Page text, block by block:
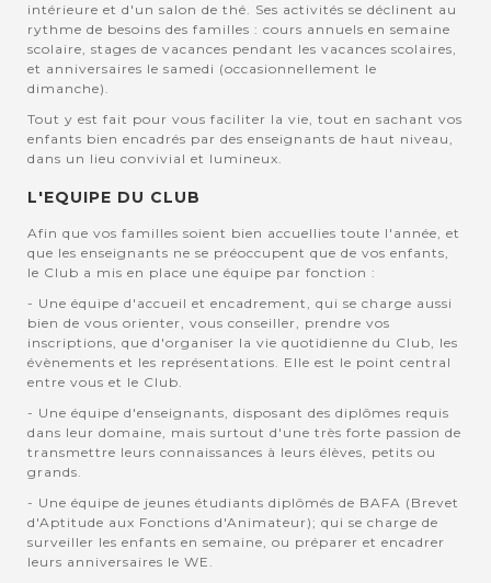
intérieure et d'un salon de thé. Ses activités se déclinent au
rythme de besoins des familles : cours annuels en semaine
scolaire, stages de vacances pendant les vacances scolaires,
et anniversaires le samedi (occasionnellement le
dimanche).
Tout y est fait pour vous faciliter la vie, tout en sachant vos
enfants bien encadrés par des enseignants de haut niveau,
dans un lieu convivial et lumineux.
L'EQUIPE DU CLUB
Afin que vos familles soient bien accuellies toute l'année, et
que les enseignants ne se préoccupent que de vos enfants,
le Club a mis en place une équipe par fonction :
- Une équipe d'accueil et encadrement, qui se charge aussi
bien de vous orienter, vous conseiller, prendre vos
inscriptions, que d'organiser la vie quotidienne du Club, les
évènements et les représentations. Elle est le point central
entre vous et le Club.
- Une équipe d'enseignants, disposant des diplômes requis
dans leur domaine, mais surtout d'une très forte passion de
transmettre leurs connaissances à leurs élèves, petits ou
grands.
- Une équipe de jeunes étudiants diplômés de BAFA (Brevet
d'Aptitude aux Fonctions d'Animateur); qui se charge de
surveiller les enfants en semaine, ou préparer et encadrer
leurs anniversaires le WE.